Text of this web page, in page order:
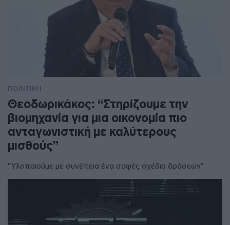
ΠΟΛΙΤΙΚΗ
Θεοδωρικάκος: “Στηρίζουμε την
βιομηχανία για μια οικονομία πιο
ανταγωνιστική με καλύτερους
μισθούς”
"Υλοποιούμε με συνέπεια ένα σαφές σχέδιο δράσεων"